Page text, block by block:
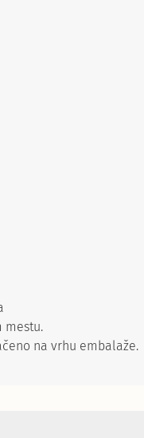
mestu.
na vrhu embalaže.